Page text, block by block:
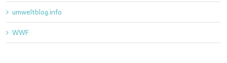
umweltblog.info
WWF